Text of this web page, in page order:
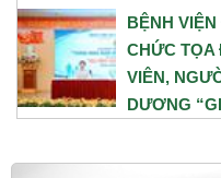
BỆNH
CHỨC TỌA
VIÊN,
DƯƠNG